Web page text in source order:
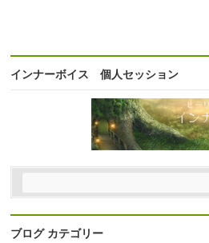
インナーボイス 個人セッション
ブログ カテゴリー